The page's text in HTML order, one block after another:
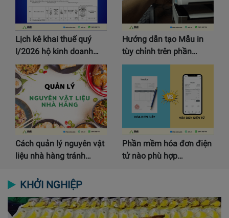
Lịch kê khai thuế quý
I/2026 hộ kinh doanh…
Hướng dẫn tạo Mẫu in
tùy chỉnh trên phần…
Cách quản lý nguyên vật
liệu nhà hàng tránh…
Phần mềm hóa đơn điện
tử nào phù hợp…
KHỞI NGHIỆP